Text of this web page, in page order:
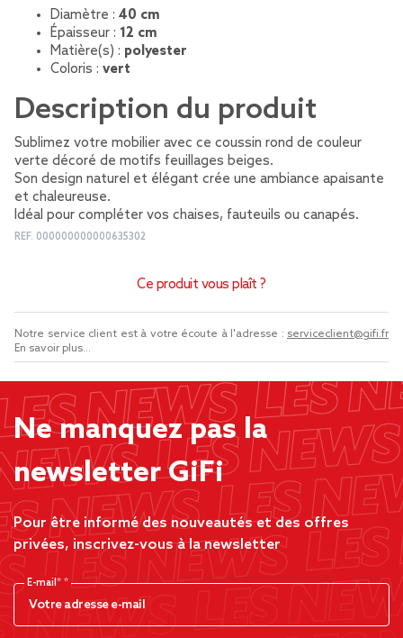
Diamètre : 40 cm
Épaisseur : 12 cm
Matière(s) : polyester
Coloris : vert
Description du produit
Sublimez votre mobilier avec ce coussin rond de couleur
verte décoré de motifs feuillages beiges.
Son design naturel et élégant crée une ambiance apaisante
et chaleureuse.
Idéal pour compléter vos chaises, fauteuils ou canapés.
REF. 000000000000635302
Ce produit vous plaît ?
Notre service client est à votre écoute à l'adresse : serviceclient@gifi.fr
En savoir plus...
Ne manquez pas la
newsletter GiFi
Pour être informé des nouveautés et des offres
privées, inscrivez-vous à la newsletter
E-mail*